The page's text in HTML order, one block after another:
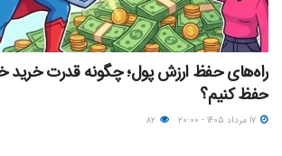
راه‌های حفظ ارزش پول؛ چگونه قدرت خرید
حفظ کنیم؟